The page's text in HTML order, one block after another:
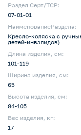
Раздел Серт/ТСР:
07-01-01
НаименованиеРаздела:
Кресло-коляска с
детей-инвалидов)
Длина изделия, см:
101-119
Ширина изделия, см:
65
Высота изделия, см:
84-105
Вес изделия, кг:
17